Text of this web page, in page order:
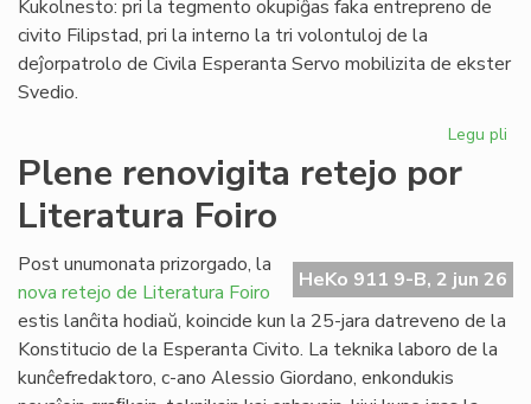
Kukolnesto: pri la tegmento okupiĝas faka entrepreno de
civito Filipstad, pri la interno la tri volontuloj de la
deĵorpatrolo de Civila Esperanta Servo mobilizita de ekster
Svedio.
Legu pli
la
Plene renovigita retejo por
Literatura Foiro
HeKo 911 9-B, 2 jun 26
Post unumonata prizorgado, la
nova retejo de Literatura Foiro
estis lanĉita hodiaŭ, koincide kun la 25-jara datreveno de la
Konstitucio de la Esperanta Civito. La teknika laboro de la
kunĉefredaktoro, c-ano Alessio Giordano, enkondukis